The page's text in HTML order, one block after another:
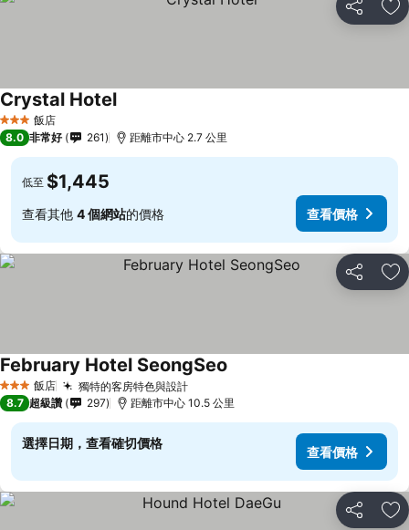
分享 加
3 星級 飯店
Crystal Hotel
8.0 非常好 261 距離市中心 2.7 公里
低至 $1,445
查看其他 4 個網站的價格 查看價格
分享 加
3 星級 飯店 獨特的客房特色與設計
February Hotel SeongSeo
8.7 超級讚 297 距離市中心 10.5 公里
選擇日期，查看確切價格
查看價格
分享 加